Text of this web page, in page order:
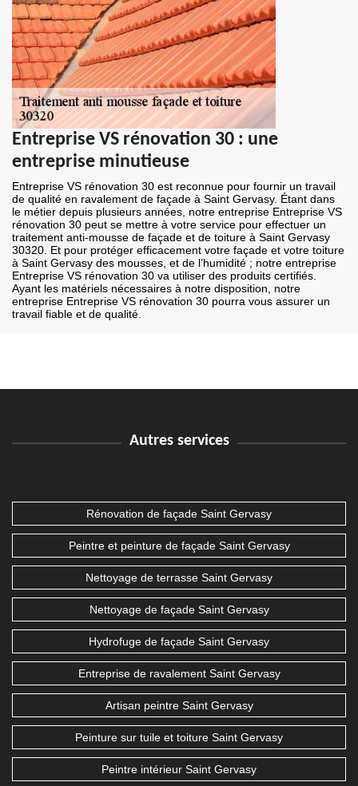
Entreprise VS rénovation 30 : une
entreprise minutieuse
Entreprise VS rénovation 30 est reconnue pour fournir un travail
de qualité en ravalement de façade à Saint Gervasy. Étant dans
le métier depuis plusieurs années, notre entreprise Entreprise VS
rénovation 30 peut se mettre à votre service pour effectuer un
traitement anti-mousse de façade et de toiture à Saint Gervasy
30320. Et pour protéger efficacement votre façade et votre toiture
à Saint Gervasy des mousses, et de l’humidité ; notre entreprise
Entreprise VS rénovation 30 va utiliser des produits certifiés.
Ayant les matériels nécessaires à notre disposition, notre
entreprise Entreprise VS rénovation 30 pourra vous assurer un
travail fiable et de qualité.
Autres services
Rénovation de façade Saint Gervasy
Peintre et peinture de façade Saint Gervasy
Nettoyage de terrasse Saint Gervasy
Nettoyage de façade Saint Gervasy
Hydrofuge de façade Saint Gervasy
Entreprise de ravalement Saint Gervasy
Artisan peintre Saint Gervasy
Peinture sur tuile et toiture Saint Gervasy
Peintre intérieur Saint Gervasy